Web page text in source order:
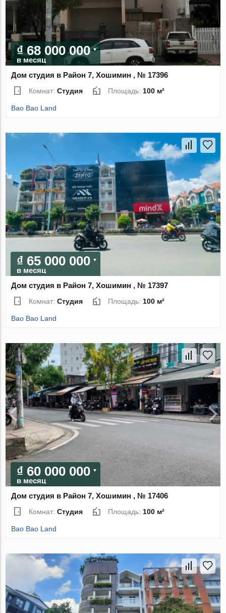
₫ 68 000 000
в месяц
Дом студия в Район 7, Хошимин , № 17396
Комнат:Студия Площадь:100 м²
Bao Bao Land
₫ 65 000 000
в месяц
Дом студия в Район 7, Хошимин , № 17397
Комнат:Студия Площадь: 100 м²
Bao Bao Land
₫ 60 000 000
в месяц
Дом студия в Район 7, Хошимин , № 17406
Комнат:Студия Площадь: 100 м²
Bao Bao Land